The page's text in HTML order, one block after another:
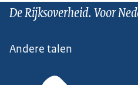
De Rijksoverheid. Voor
Andere talen